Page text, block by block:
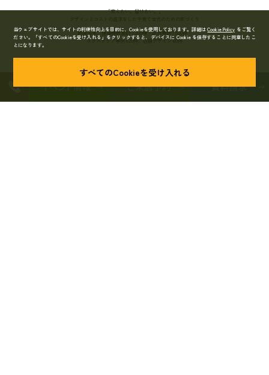
「変えたい。届けたい。」
創業26年、建築棟数累計 3,200棟・設計事例 1,800件・
エクステリア事例 620件、店舗デザイン 60件
当ウェブサイトでは、サイトの利便性向上を目的に、Cookieを使用しております。詳細はCookie Policy をご覧く
ださい。
「すべてのCookieを受け入れる」をクリックすると、デバイスに Cookie を保存することに同意したこ
とになります。
すべてのCookieを受け入れる